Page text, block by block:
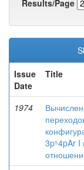
Results/Page
Issue
Date
Title
1974
3p⁵4pAr I